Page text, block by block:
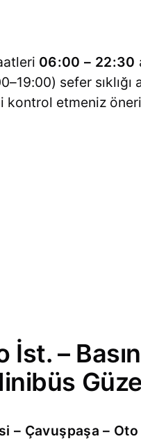
06:00 – 22:30
sefer
kontrol etmeniz
–
– Çavuşpaşa –